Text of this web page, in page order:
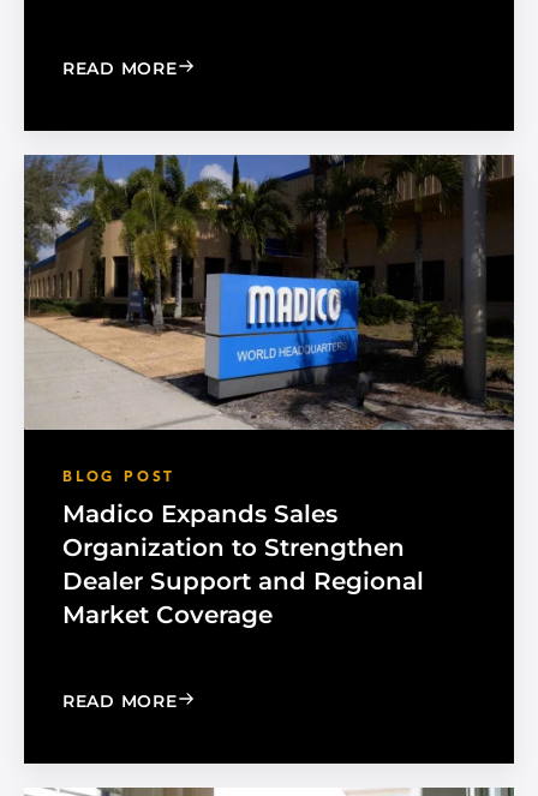
READ MORE: CHOOSE THE RIGHT BLACK PEARL
BLOG POST
Madico Expands Sales
Organization to Strengthen
Dealer Support and Regional
Market Coverage
READ MORE: MADICO EXPANDS SALES